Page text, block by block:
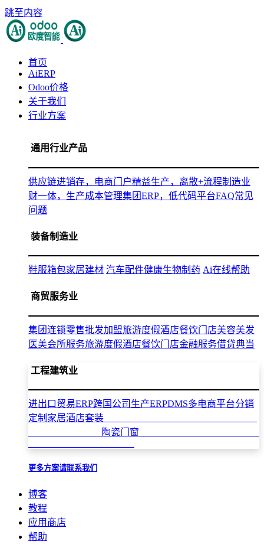
跳至内容
首页
AiERP
Odoo价格
关于我们
行业方案
通用行业产品
供应链进销存，电商门户精益生产，离散+流程制造业
财一体，生产成本管理集团ERP，低代码平台FAQ常见
问题
装备制造业
鞋服箱包家居建材 汽车配件健康生物制药 Ai在线帮助
商贸服务业
集团连锁零售批发加盟旅游度假酒店餐饮门店美容美发
医美会所服务旅游度假酒店餐饮门店金融服务借贷典当
工程建筑业
进出口贸易ERP跨国公司生产ERPDMS多电商平台分销
定制家居酒店套装
陶瓷门窗
更多方案请联系我们
博客
教程
应用商店
帮助